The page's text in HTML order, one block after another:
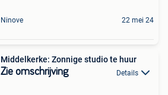
Ninove 22 mei 24
Middelkerke: Zonnige studio te huur
Zie omschrijving Details